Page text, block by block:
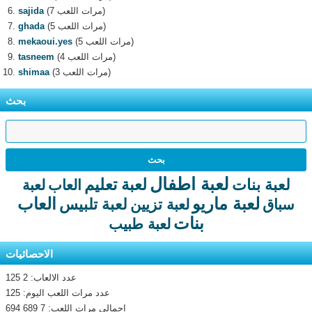
sajida
(7 مرات اللعب)
ghada
(5 مرات اللعب)
mekaoui.yes
(5 مرات اللعب)
tasneem
(4 مرات اللعب)
shimaa
(3 مرات اللعب)
بحث
لعبة بنات لعبة اطفال لعبة تعليم العاب لعبة
سباق لعبة ماريو لعبة تزيين لعبة تلبيس العاب
بنات لعبة طبيب
الاحصائيات
عدد الالعاب: 2 125
عدد مرات اللعب اليوم: 125
اجمالى مرات اللعب: 7 689 694